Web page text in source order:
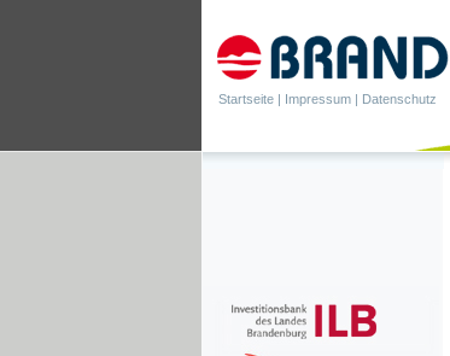
Startseite | Impressum | Datenschutz